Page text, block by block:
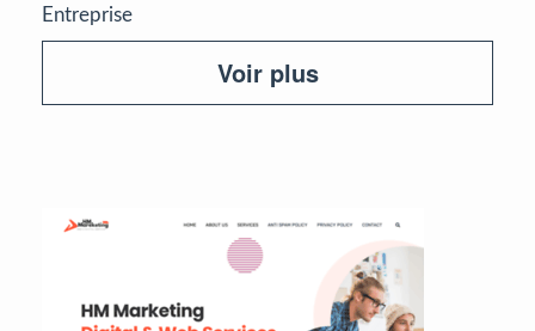
Entreprise
Voir plus